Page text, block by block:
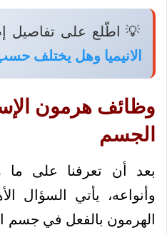
💡 اطّلع على تفاصيل
الانيميا وهل يختلف
وظائف هرمون
الجسم
بعد أن تعرفنا على ما
وأنواعه، يأتي السؤال
الهرمون بالفعل في جسم